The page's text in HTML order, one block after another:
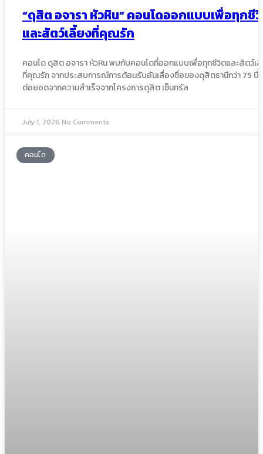
“ดุสิต อจารา หัวหิน” คอนโดออกแบบเพื่อทุกชี
และสัตว์เลี้ยงที่คุณรัก
คอนโด ดุสิต อจารา หัวหิน พบกับคอนโดที่ออกแบบเพื่อทุกชีวิตและสัตว์เ
ที่คุณรัก จากประสบการณ์การต้อนรับอันเลื่องชื่อของดุสิตธานีกว่า 75 ปี
ต่อยอดจากความสำเร็จจากโครงการดุสิต เซ็นทรัล
July 1, 2026 No Comments
คอนโด